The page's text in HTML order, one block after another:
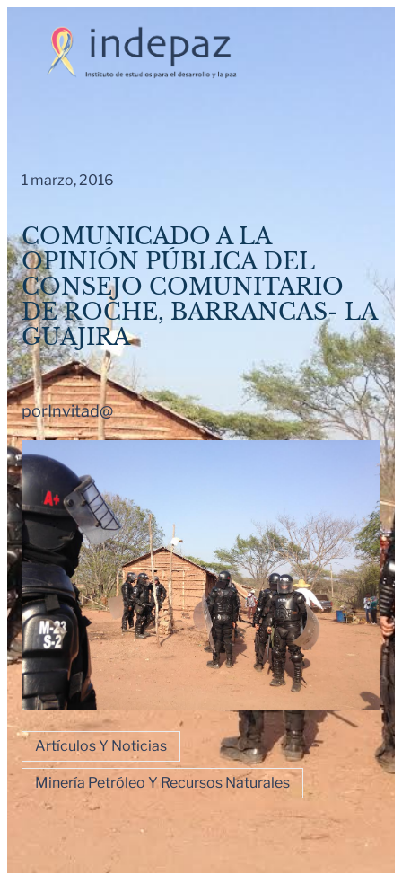
1 marzo, 2016
COMUNICADO A LA
OPINIÓN PÚBLICA DEL
CONSEJO COMUNITARIO
DE ROCHE, BARRANCAS- LA
GUAJIRA
porInvitad@
Artículos Y Noticias
Minería Petróleo Y Recursos Naturales